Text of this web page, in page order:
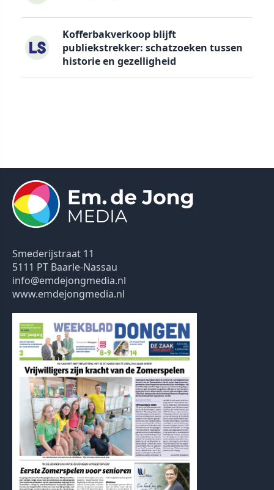
Kofferbakverkoop blijft
publiekstrekker: schatzoeken tussen
historie en gezelligheid
Smederijstraat 11
5111 PT Baarle-Nassau
info@emdejongmedia.nl
www.emdejongmedia.nl